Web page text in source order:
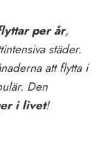
per år,
städer.
att flytta i
Den
i livet!